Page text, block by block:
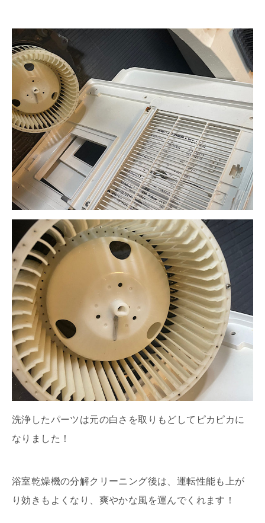
洗浄したパーツは元の白さを取りもどしてピカピカに
なりました！
浴室乾燥機の分解クリーニング後は、運転性能も上が
り効きもよくなり、爽やかな風を運んでくれます！